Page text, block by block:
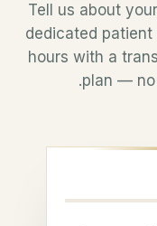
Tell us about
dedicated
hours with a
plan — no